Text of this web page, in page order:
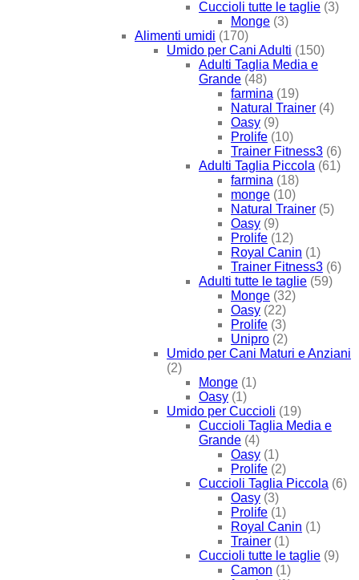
Cuccioli tutte le taglie (3)
Monge (3)
Alimenti umidi (170)
Umido per Cani Adulti (150)
Adulti Taglia Media e
Grande (48)
farmina (19)
Natural Trainer (4)
Oasy (9)
Prolife (10)
Trainer Fitness3 (6)
Adulti Taglia Piccola (61)
farmina (18)
monge (10)
Natural Trainer (5)
Oasy (9)
Prolife (12)
Royal Canin (1)
Trainer Fitness3 (6)
Adulti tutte le taglie (59)
Monge (32)
Oasy (22)
Prolife (3)
Unipro (2)
Umido per Cani Maturi e Anziani
(2)
Monge (1)
Oasy (1)
Umido per Cuccioli (19)
Cuccioli Taglia Media e
Grande (4)
Oasy (1)
Prolife (2)
Cuccioli Taglia Piccola (6)
Oasy (3)
Prolife (1)
Royal Canin (1)
Trainer (1)
Cuccioli tutte le taglie (9)
Camon (1)